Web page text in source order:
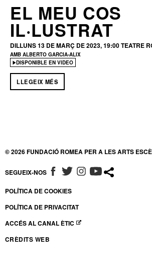
EL MEU COS
IL·LUSTRAT
DILLUNS 13 DE MARÇ DE 2023, 19:00TEATRE
AMB ALBERTO GARCIA-ALIX
DISPONIBLE EN VIDEO
LLEGEIX MÉS
© 2026 FUNDACIÓ ROMEA PER A LES ARTS
SEGUEIX-NOS ABRE EN NUEVA VENTANA
ABRE EN NUEVA VENTANA
ABRE EN NUEVA
ABRE EN NUEVA
POLÍTICA DE COOKIES
POLÍTICA DE PRIVACITAT
ACCÉS AL CANAL ÈTIC
ABRE EN NUEVA VENTANA
CRÈDITS WEB